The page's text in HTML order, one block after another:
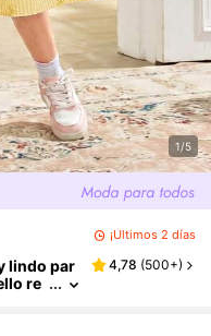
1/5
¡Últimos 2 días
lindo par
re
4,78 (500+)